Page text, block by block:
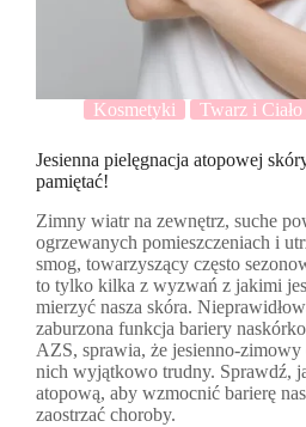
Kosmetyki Twarz i Ciało
Jesienna pielęgnacja atopowej
pamiętać!
Zimny wiatr na zewnętrz, suche
ogrzewanych pomieszczeniach i
smog, towarzyszący często
to tylko kilka z wyzwań z jakimi
mierzyć nasza skóra.
zaburzona funkcja bariery
AZS, sprawia, że jesienno-zimowy
nich wyjątkowo trudny. Sprawdź,
atopową, aby wzmocnić barierę
zaostrzać choroby.